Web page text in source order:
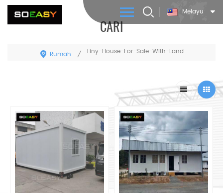
Melayu
CARI
Rumah / Tiny-House-For-Sale-With-Land